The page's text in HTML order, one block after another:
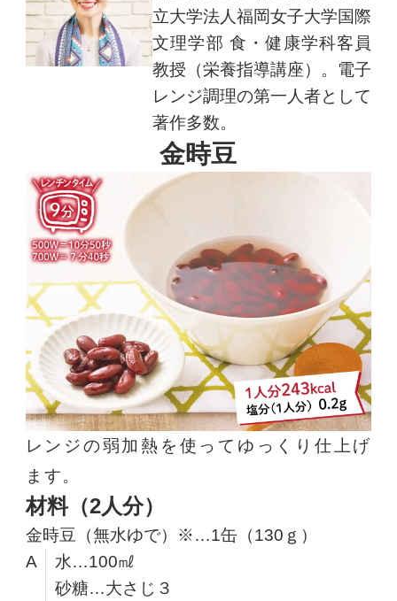
立大学法人福岡女子大学国際
文理学部 食・健康学科客員
教授（栄養指導講座）。電子
レンジ調理の第一人者として
著作多数。
金時豆
レンジの弱加熱を使ってゆっくり仕上げ
ます。
材料（2人分）
金時豆（無水ゆで）※…1缶（130ｇ）
A
水…100㎖
砂糖…大さじ３